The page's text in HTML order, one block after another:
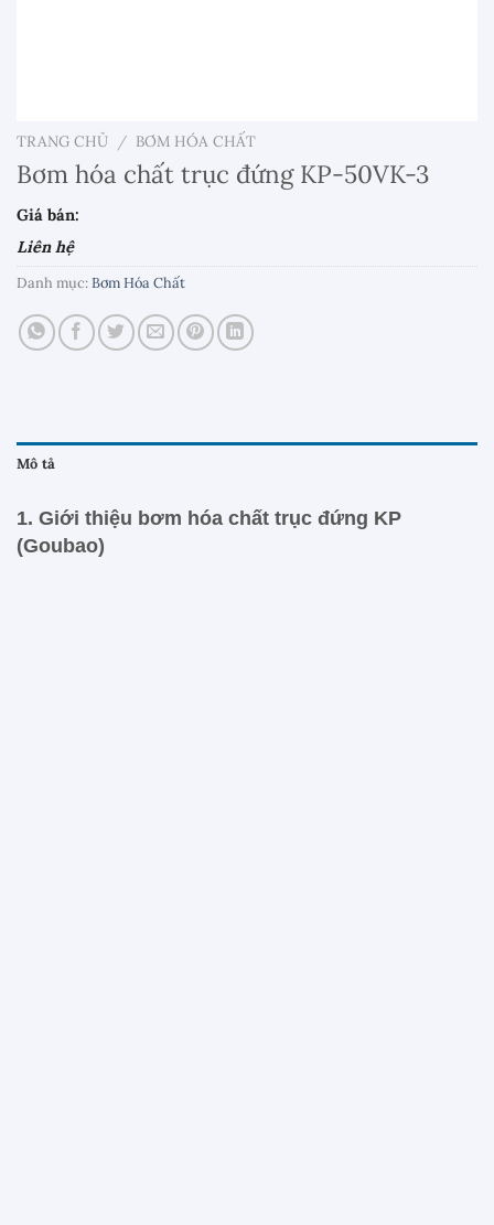
TRANG CHỦ / BƠM HÓA CHẤT
Bơm hóa chất trục đứng KP-50VK-3
Giá bán:
Liên hệ
Danh mục:Bơm Hóa Chất
Mô tả
1. Giới thiệu bơm hóa chất trục đứng KP
(Goubao)